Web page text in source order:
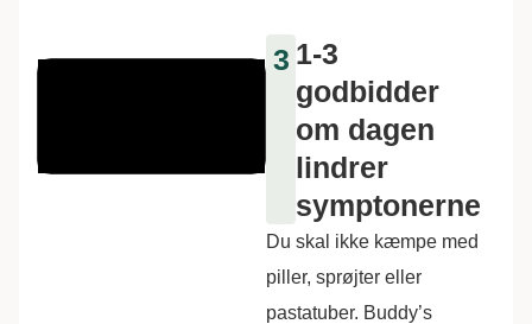
3 1-3
godbidder
om dagen
lindrer
symptonerne
Du skal ikke kæmpe med
piller, sprøjter eller
pastatuber. Buddy’s